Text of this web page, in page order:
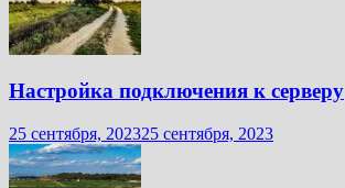
Настройка подключения к серверу
25 сентября, 202325 сентября, 2023